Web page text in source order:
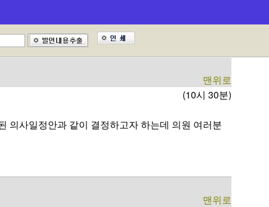
산시의회 회의 규칙」 제40조6항에 따라 15일 이내
맨위로
(10시 30분)
의사일정안과 같이 결정하고자 하는데 의원 여러분
맨위로